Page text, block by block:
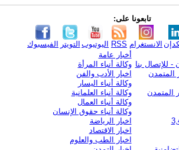
تابعونا على:
الفيسبوك التويتر اليوتيوب RSS الانستغرام
- للإتصال بنا
المتمدن
المتمدن
أخبار عامة
وكالة أنباء المرأة
اخبار الأدب والفن
وكالة أنباء اليسار
وكالة أنباء العلمانية
وكالة أنباء العمال
وكالة أنباء حقوق الإنسان
اخبار الرياضة
اخبار الاقتصاد
اخبار الطب والعلوم